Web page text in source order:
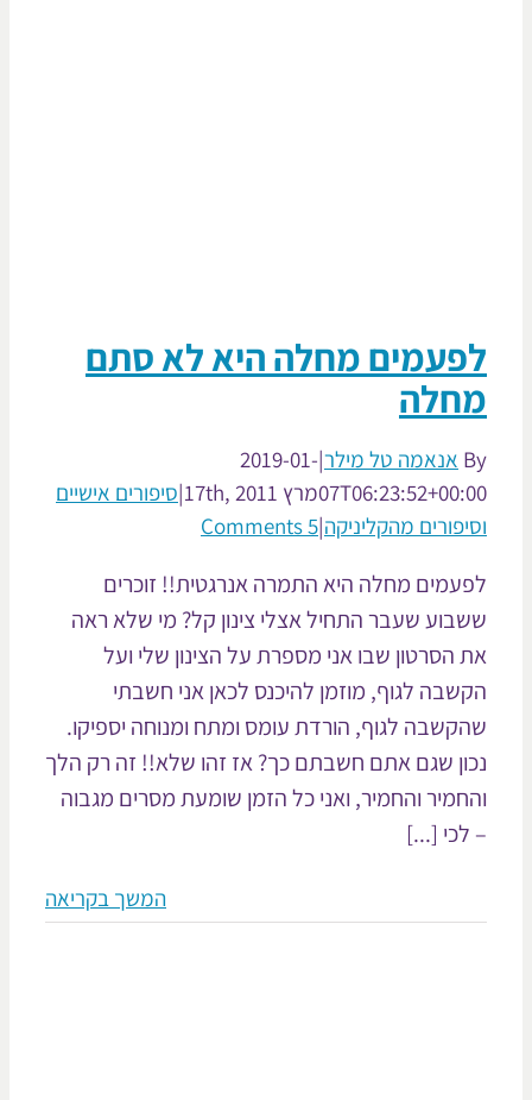
סיפורים אישיים
וסיפורים מהקליניקה
מחלה היא לא סתם
אנאמה טל מילר|
2019-01-
מרץ 17th, 2011 |סיפורים אישיים
מהקליניקה|
5 Comments
מחלה היא התמרה אנרגטית!! זוכרים
שעבר התחיל אצלי צינון קל? מי שלא ראה
הסרטון שבו אני מספרת על הצינון שלי ועל
לגוף, מוזמן להיכנס לכאן אני חשבתי
לגוף, הורדת עומס ומתח ומנוחה יספיקו.
שגם אתם חשבתם כך? אז זהו שלא!! זה רק הלך
והחמיר, ואני כל הזמן שומעת מסרים מגבוה
[...]
המשך בקריאה